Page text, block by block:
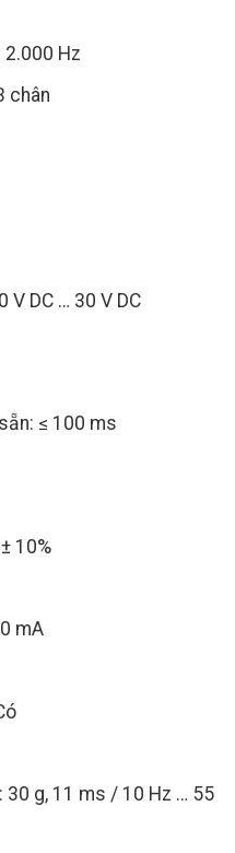
2.000 Hz
chân
V DC … 30 V DC
≤ 100 ms
10%
mA
30 g, 11 ms / 10 Hz … 55